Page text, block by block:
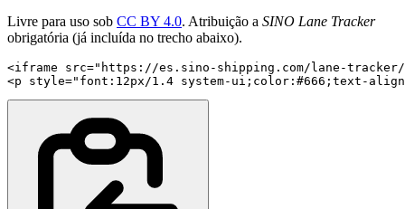
Livre para uso sob CC BY 4.0. Atribuição a SINO Lane Tracker
obrigatória (já incluída no trecho abaixo).
<iframe src="https://es.sino-shipping.com/lane-tracker/
<p style="font:12px/1.4 system-ui;color:#666;text-